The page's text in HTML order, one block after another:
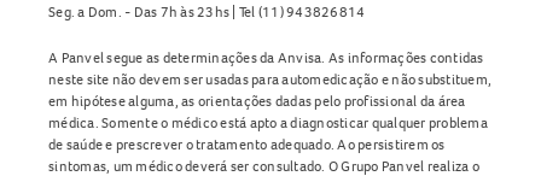
Seg. a Dom. - Das 7h às 23hs | Tel (11) 943826814
A Panvel segue as determinações da Anvisa. As informações contidas
neste site não devem ser usadas para automedicação e não substituem,
em hipótese alguma, as orientações dadas pelo profissional da área
médica. Somente o médico está apto a diagnosticar qualquer problema
de saúde e prescrever o tratamento adequado. Ao persistirem os
sintomas, um médico deverá ser consultado. O Grupo Panvel realiza o